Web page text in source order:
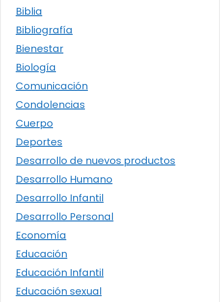
Biblia
Bibliografía
Bienestar
Biología
Comunicación
Condolencias
Cuerpo
Deportes
Desarrollo de nuevos productos
Desarrollo Humano
Desarrollo Infantil
Desarrollo Personal
Economía
Educación
Educación Infantil
Educación sexual